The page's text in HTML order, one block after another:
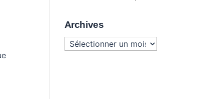
Archives
Archives